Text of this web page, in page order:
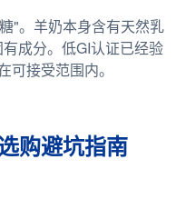
"。羊奶本身含有天然乳
成分。低GI认证已经验
接受范围内。
购避坑指南